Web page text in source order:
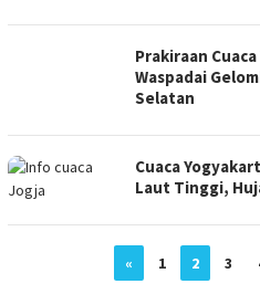
Prakiraan
Waspadai
Selatan
Cuaca
Laut Tinggi,
« 1 2 3